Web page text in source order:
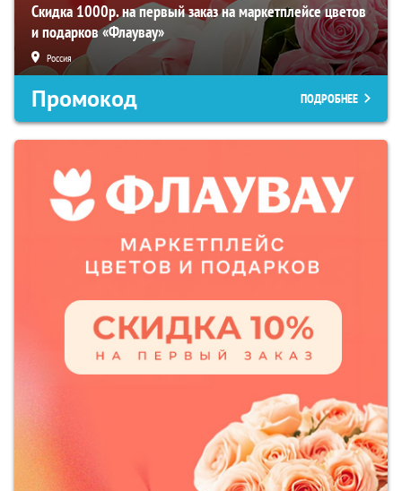
Скидка 1000р. на первый заказ на маркетплейсе цветов
и подарков «Флаувау»
Россия
Промокод ПОДРОБНЕЕ